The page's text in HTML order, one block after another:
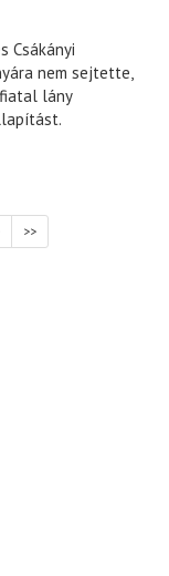
Csákányi
nem sejtette,
lány
>>